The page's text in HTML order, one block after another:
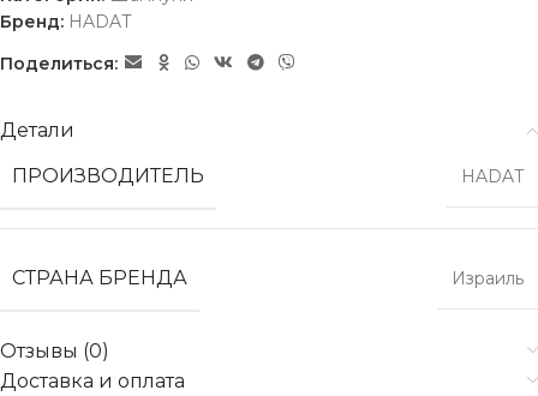
Бренд: HADAT
Поделиться:
Детали
ПРОИЗВОДИТЕЛЬ
HADAT
СТРАНА БРЕНДА Израиль
Отзывы (0)
Доставка и оплата